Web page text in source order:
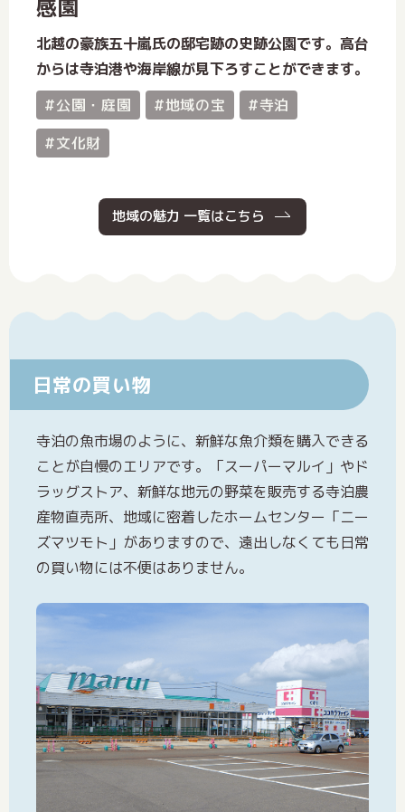
感園
北越の豪族五十嵐氏の邸宅跡の史跡公園です。高台
からは寺泊港や海岸線が見下ろすことができます。
#公園・庭園
#地域の宝
#寺泊
#文化財
地域の魅力 一覧はこちら
日常の買い物
寺泊の魚市場のように、新鮮な魚介類を購入できる
ことが自慢のエリアです。「スーパーマルイ」やド
ラッグストア、新鮮な地元の野菜を販売する寺泊農
産物直売所、地域に密着したホームセンター「ニー
ズマツモト」がありますので、遠出しなくても日常
の買い物には不便はありません。